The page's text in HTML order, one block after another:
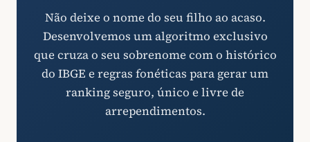
Não deixe o nome do seu filho ao acaso.
Desenvolvemos um algoritmo exclusivo
que cruza o seu sobrenome com o histórico
do IBGE e regras fonéticas para gerar um
ranking seguro, único e livre de
arrependimentos.